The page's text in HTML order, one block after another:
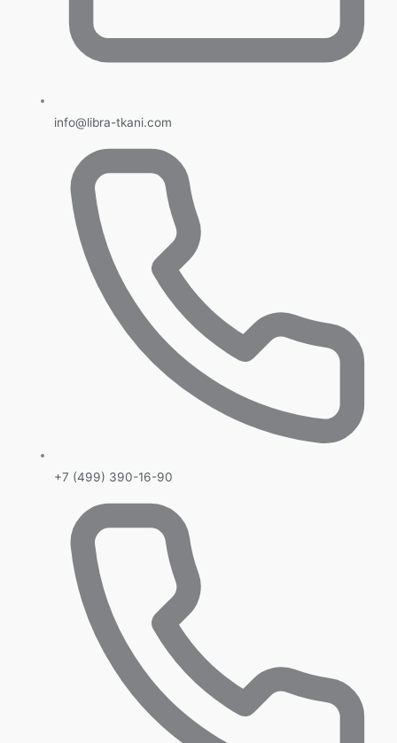
info@libra-tkani.com
+7 (499) 390-16-90